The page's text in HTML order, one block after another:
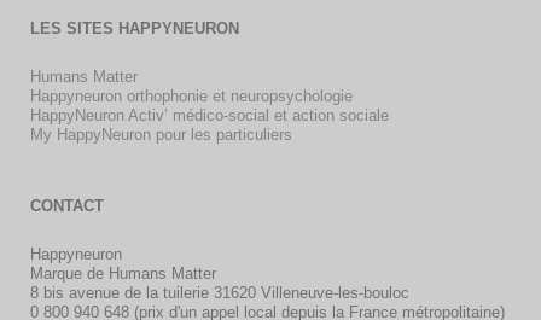
LES SITES HAPPYNEURON
Humans Matter
Happyneuron orthophonie et neuropsychologie
HappyNeuron Activ’ médico-social et action sociale
My HappyNeuron pour les particuliers
CONTACT
Happyneuron
Marque de Humans Matter
8 bis avenue de la tuilerie 31620 Villeneuve-les-bouloc
0 800 940 648 (prix d'un appel local depuis la France métropolitaine)